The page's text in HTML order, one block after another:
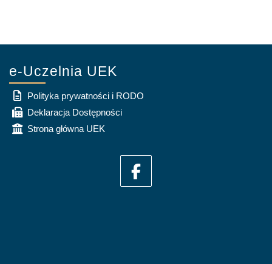
e-Uczelnia UEK
Polityka prywatności i RODO
Deklaracja Dostępności
Strona główna UEK